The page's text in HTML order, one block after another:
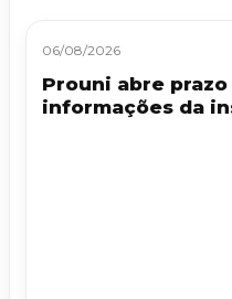
06/08/2026
Prouni abre
informações da